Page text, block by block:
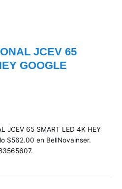
JCEV 65
GOOGLE
JCEV 65 SMART LED 4K HEY
$562.00 en BellNovainser.